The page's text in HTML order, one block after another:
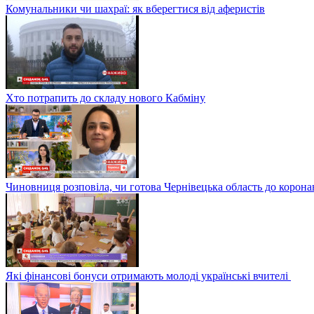
Комунальники чи шахраї: як вберегтися від аферистів
Хто потрапить до складу нового Кабміну
Чиновниця розповіла, чи готова Чернівецька область до
Які фінансові бонуси отримають молоді українські вчителі